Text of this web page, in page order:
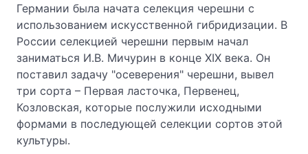
Германии была начата селекция черешни с
использованием искусственной гибридизации. В
России селекцией черешни первым начал
заниматься И.В. Мичурин в конце XIX века. Он
поставил задачу "осеверения" черешни, вывел
три сорта – Первая ласточка, Первенец,
Козловская, которые послужили исходными
формами в последующей селекции сортов этой
культуры.